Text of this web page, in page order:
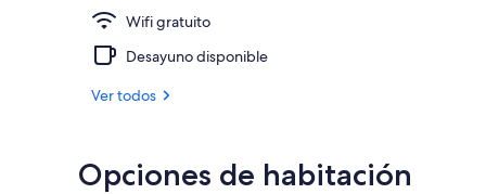
Wifi gratuito
Desayuno disponible
Ver todos
Opciones de habitación